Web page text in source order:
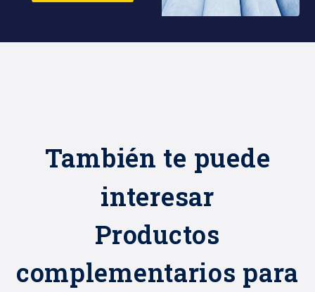
También te puede
interesar
Productos
complementarios para